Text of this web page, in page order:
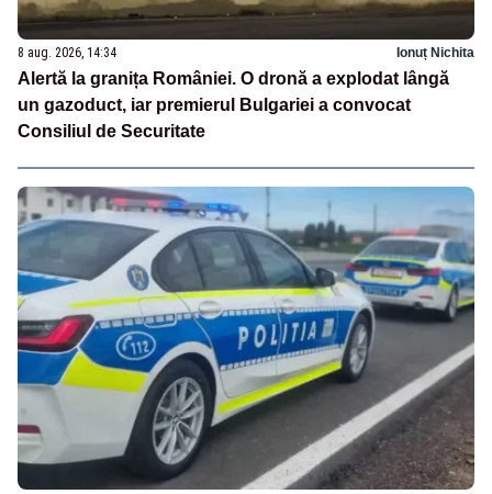
8 aug. 2026, 14:34 Ionuț Nichita
Alertă la granița României. O dronă a explodat lângă
un gazoduct, iar premierul Bulgariei a convocat
Consiliul de Securitate